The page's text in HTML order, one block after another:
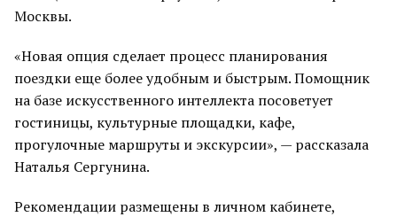
Москвы.
«Новая опция сделает процесс планирования
поездки еще более удобным и быстрым. Помощник
на базе искусственного интеллекта посоветует
гостиницы, культурные площадки, кафе,
прогулочные маршруты и экскурсии», — рассказала
Наталья Сергунина.
Рекомендации размещены в личном кабинете,